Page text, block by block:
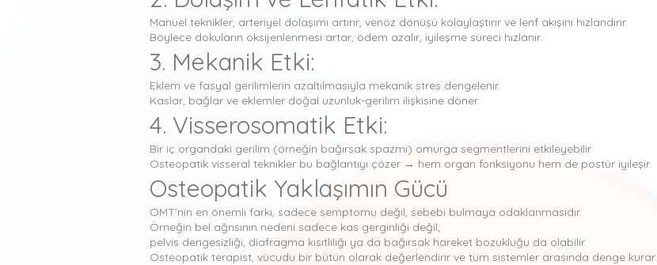
Manuel teknikler, arteriyel dolaşımı artırır, venöz dönüşü kolaylaştırır ve lenf akışını hızlandırır.
Böylece dokuların oksijenlenmesi artar, ödem azalır, iyileşme süreci hızlanır.
3. Mekanik Etki:
Eklem ve fasyal gerilimlerin azaltılmasıyla mekanik stres dengelenir.
Kaslar, bağlar ve eklemler doğal uzunluk-gerilim ilişkisine döner.
4. Visserosomatik Etki:
Bir iç organdaki gerilim (örneğin bağırsak spazmı) omurga segmentlerini etkileyebilir.
Osteopatik visseral teknikler bu bağlantıyı çözer → hem organ fonksiyonu hem de postür iyileşir.
Osteopatik Yaklaşımın Gücü
OMT’nin en önemli farkı, sadece semptomu değil, sebebi bulmaya odaklanmasıdır.
Örneğin bel ağrısının nedeni sadece kas gerginliği değil;
pelvis dengesizliği, diafragma kısıtlılığı ya da bağırsak hareket bozukluğu da olabilir.
Osteopatik terapist, vücudu bir bütün olarak değerlendirir ve tüm sistemler arasında denge kurar.